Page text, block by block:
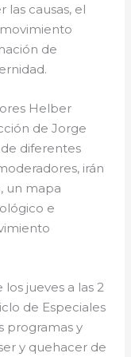
las causas, el
de
Helber
de Jorge
diferentes
irán
un mapa
e
jueves a las 2
de Especiales
programas y
y quehacer de